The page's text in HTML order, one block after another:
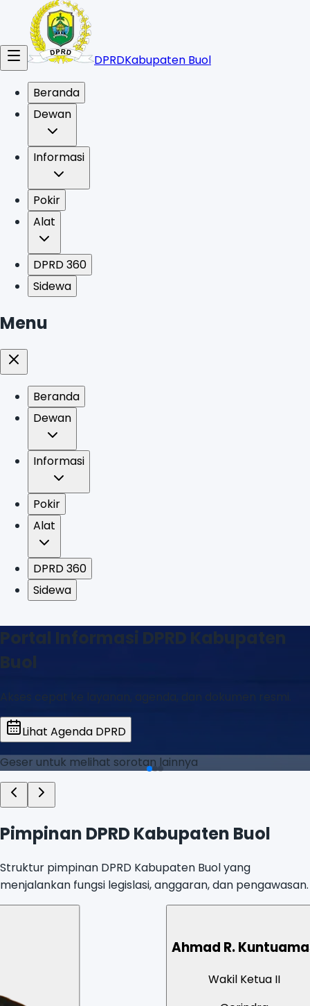
DPRDKabupaten Buol
Beranda
Dewan
Informasi
Pokir
Alat
DPRD 360
Sidewa
Menu
Beranda
Dewan
Informasi
Pokir
Alat
DPRD 360
Sidewa
Portal Informasi DPRD Kabupaten
Buol
Akses cepat ke layanan, agenda, dan dokumen resmi.
Lihat Agenda DPRD
Geser untuk melihat sorotan lainnya
Pimpinan DPRD Kabupaten Buol
Struktur pimpinan DPRD Kabupaten Buol yang
menjalankan fungsi legislasi, anggaran, dan pengawasan.